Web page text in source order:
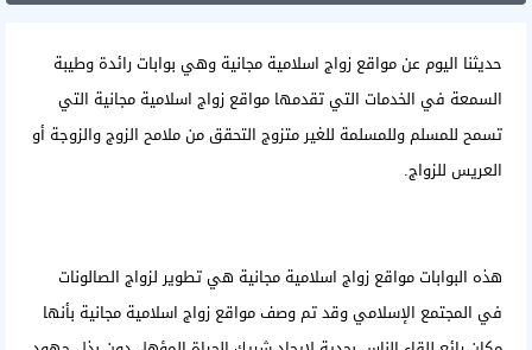
حديثنا اليوم عن مواقع زواج اسلامية مجانية وهي بوابات رائدة وطيبة
السمعة في الخدمات التي تقدمها مواقع زواج اسلامية مجانية التي
تسمح للمسلم وللمسلمة للغير متزوج التحقق من ملامح الزوج والزوجة أو
العريس للزواج.
هذه البواباتمواقع زواج اسلامية مجانية هي تطوير لزواج الصالونات
في المجتمع الإسلامي وقد تم وصف مواقع زواج اسلامية مجانية بأنها